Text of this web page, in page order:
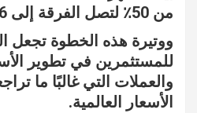
من 50٪ لتصل الفرقة إلى 6٪ قريبا.
ووتيرة هذه الخطوة تجعل
للمستثمرين في تطوير
والعملات التي غالبًا ما
الأسعار العالمية.